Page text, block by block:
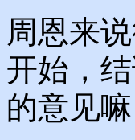
周恩来
开始，
的意见